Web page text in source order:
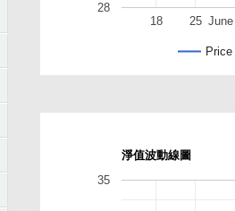
Price
18 25
28
淨值波動線圖
35